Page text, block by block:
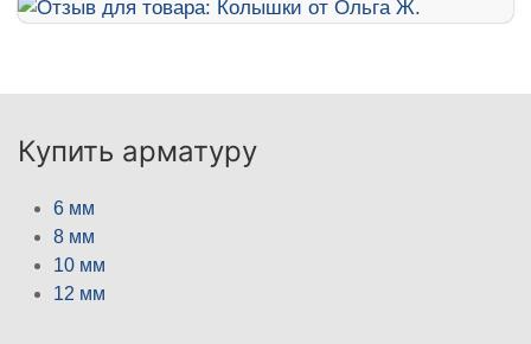
Купить арматуру
6 мм
8 мм
10 мм
12 мм